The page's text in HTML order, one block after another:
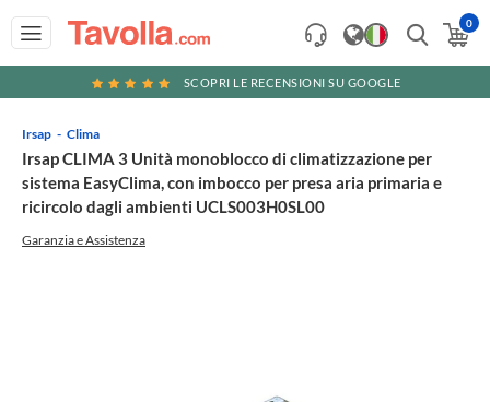
0
SCOPRI LE RECENSIONI SU GOOGLE
Irsap Clima
Irsap CLIMA 3 Unità monoblocco di climatizzazione per
sistema EasyClima, con imbocco per presa aria primaria e
ricircolo dagli ambienti UCLS003H0SL00
Garanzia e Assistenza